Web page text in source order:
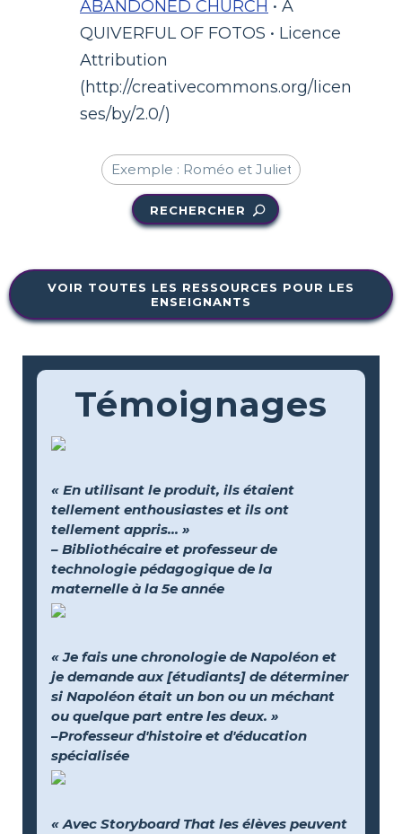
ABANDONED CHURCH • A
QUIVERFUL OF FOTOS • Licence
Attribution
(http://creativecommons.org/licen
ses/by/2.0/)
RECHERCHER
VOIR TOUTES LES RESSOURCES POUR LES
ENSEIGNANTS
Témoignages
« En utilisant le produit, ils étaient
tellement enthousiastes et ils ont
tellement appris... »
– Bibliothécaire et professeur de
technologie pédagogique de la
maternelle à la 5e année
« Je fais une chronologie de Napoléon et
je demande aux [étudiants] de déterminer
si Napoléon était un bon ou un méchant
ou quelque part entre les deux. »
–Professeur d'histoire et d'éducation
spécialisée
« Avec Storyboard That les élèves peuvent